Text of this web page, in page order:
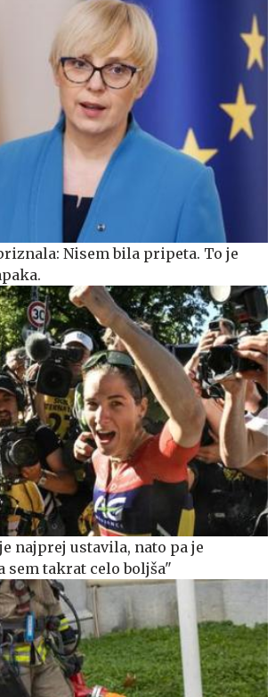
Nisem bila pripeta. To je
najprej ustavila, nato pa je
sem takrat celo boljša"